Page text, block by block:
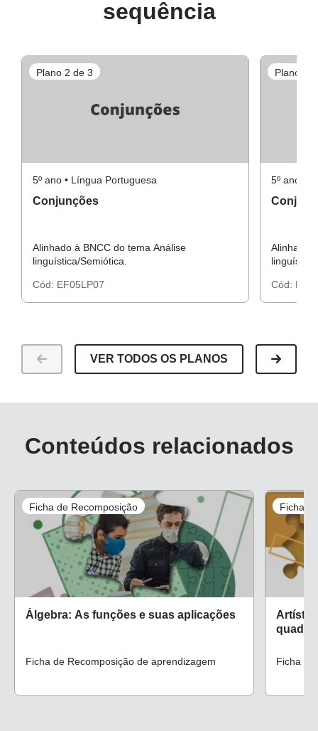
sequência
Plano 2 de 3
5º ano • Língua Portuguesa
Conjunções
Alinhado à BNCC do tema Análise
linguística/Semiótica.
Cód: EF05LP07
Plano 3
5º ano •
Alinhado
Cód:
VER TODOS OS PLANOS
Conteúdos relacionados
Ficha de Recomposição
Álgebra: As funções e suas aplicações
Ficha de Recomposição de aprendizagem
Ficha
Ficha